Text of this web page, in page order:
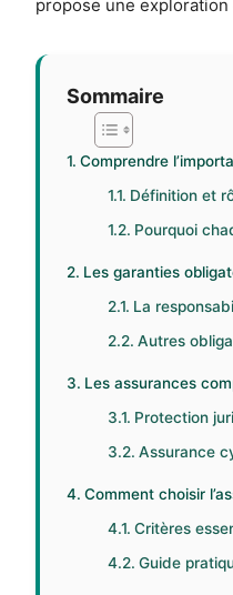
propose une
Sommaire
Comprendre
Définition et
Pourquoi
Les garanties
La
Autres
Les assurances
Protection
Assurance
Comment choisir
Critères
Guide